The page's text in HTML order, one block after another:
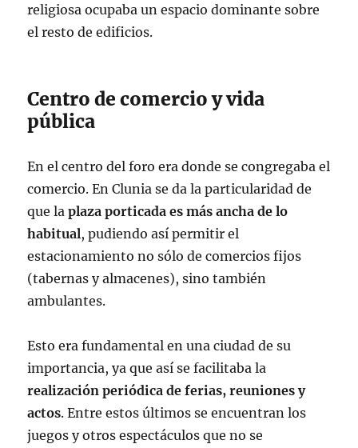
religiosa ocupaba un espacio dominante sobre
el resto de edificios.
Centro de comercio y vida
pública
En el centro del foro era donde se congregaba el
comercio. En Clunia se da la particularidad de
que laplaza porticada es más ancha de lo
habitual, pudiendo así permitir el
estacionamiento no sólo de comercios fijos
(tabernas y almacenes), sino también
ambulantes.
Esto era fundamental en una ciudad de su
importancia, ya que así se facilitaba la
realización periódica de ferias, reuniones y
actos. Entre estos últimos se encuentran los
juegos y otros espectáculos que no se